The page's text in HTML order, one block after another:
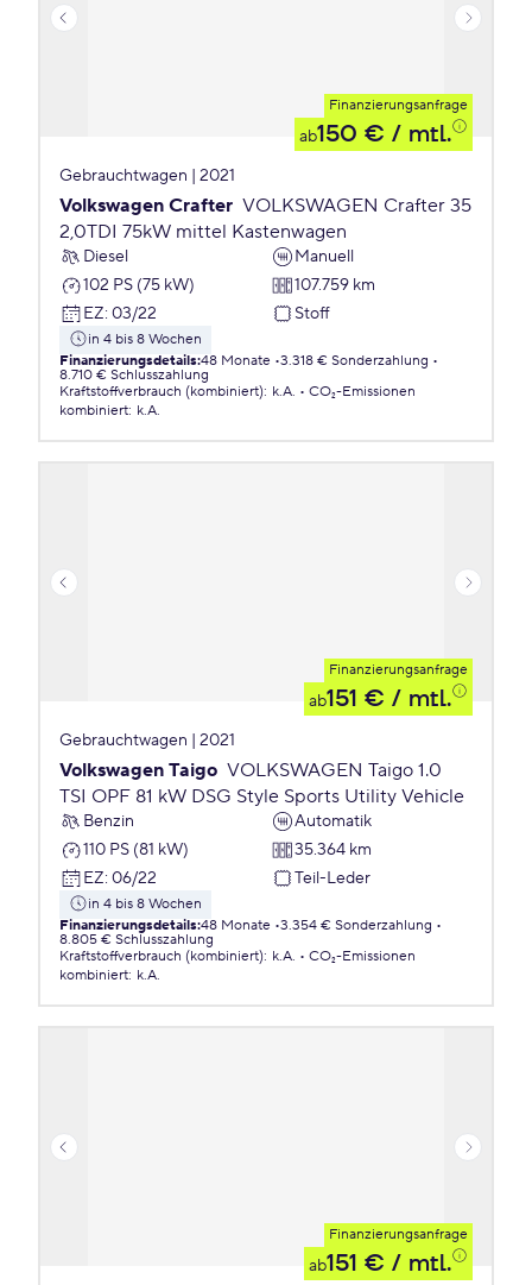
Finanzierungsanfrage
ab150 € / mtl.
Gebrauchtwagen | 2021
Volkswagen Crafter VOLKSWAGEN Crafter 35
2,0TDI 75kW mittel Kastenwagen
Diesel
Manuell
102 PS (75 kW)
107.759 km
EZ: 03/22 Stoff
in 4 bis 8 Wochen
Finanzierungsdetails:48 Monate 3.318 € Sonderzahlung
8.710 € Schlusszahlung
Kraftstoffverbrauch (kombiniert): k.A.
CO₂-Emissionen
kombiniert: k.A.
Finanzierungsanfrage
ab151 € / mtl.
Gebrauchtwagen | 2021
Volkswagen Taigo VOLKSWAGEN Taigo 1.0
TSI OPF 81 kW DSG Style Sports Utility Vehicle
Benzin
Automatik
110 PS (81 kW)
35.364 km
EZ: 06/22 Teil-Leder
in 4 bis 8 Wochen
Finanzierungsdetails:48 Monate 3.354 € Sonderzahlung
8.805 € Schlusszahlung
Kraftstoffverbrauch (kombiniert): k.A.
CO₂-Emissionen
kombiniert: k.A.
Finanzierungsanfrage
ab151 € / mtl.